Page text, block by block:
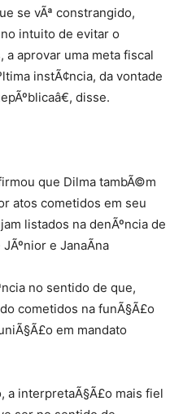
se vÃª constrangido,
intuito de evitar o
a aprovar uma meta fiscal
instÃ¢ncia, da vontade
disse.
que Dilma tambÃ©m
atos cometidos em seu
listados na denÃºncia de
e JanaÃ­na
no sentido de que,
cometidos na funÃ§Ã£o
em mandato
interpretaÃ§Ã£o mais fiel